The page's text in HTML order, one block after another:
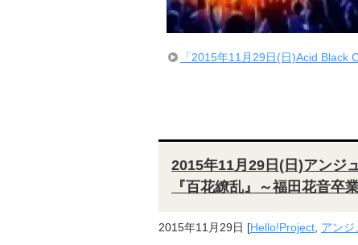
「2015年11月29日(日)Acid
2015年11月29日(日)アンジ
『百花繚乱』～福田花音卒
2015年11月29日 [Hello!Project アンジ